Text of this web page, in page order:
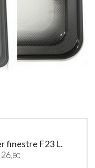
finestre F23 L.
26 ,80